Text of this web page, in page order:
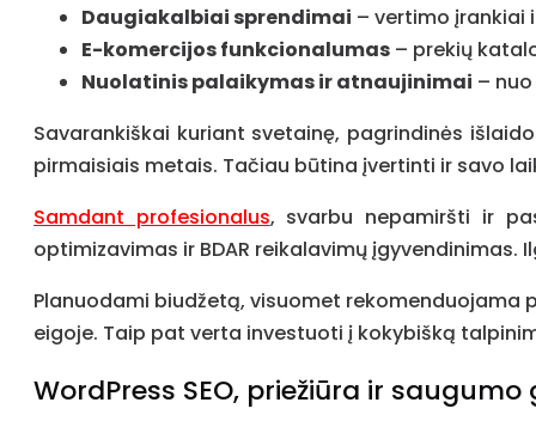
Daugiakalbiai sprendimai – vertimo įrankiai
E-komercijos funkcionalumas – prekių
Nuolatinis palaikymas ir atnaujinimai –
Savarankiškai kuriant svetainę, pagrindinės
pirmaisiais metais. Tačiau būtina įvertinti ir savo
Samdant profesionalus, svarbu nepamiršti ir
optimizavimas ir BDAR reikalavimų
Planuodami biudžetą, visuomet rekomenduojama
eigoje. Taip pat verta investuoti į kokybišką
WordPress SEO, priežiūra ir